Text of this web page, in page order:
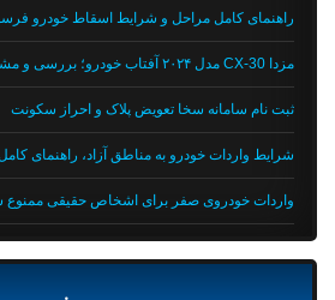
راهنمای کامل مراحل و شرایط اسقاط خودرو فرسوده (14 مرداد
مزدا CX-30 مدل ۲۰۲۴ آفتاب خودرو؛ بررسی و مشخصات فنی
ثبت نام سامانه سخا تعویض پلاک و احراز سکونت
شرایط واردات خودرو به مناطق آزاد، راهنمای کامل
واردات خودروی صفر برای اشخاص حقیقی ممنوع شد